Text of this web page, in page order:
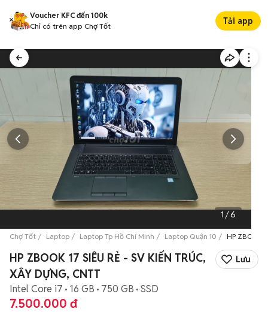
Voucher KFC đến 100k
Chỉ có trên app Chợ Tốt
Tải app
1 /6
Chợ Tốt Laptop Laptop Tp Hồ Chí Minh Laptop Quận 10 HP ZBOOK
HP ZBOOK 17 SIÊU RẺ - SV KIẾN TRÚC,
XÂY DỰNG, CNTT
Lưu
Intel Core i7 16 GB 750 GB SSD
7.500.000 đ